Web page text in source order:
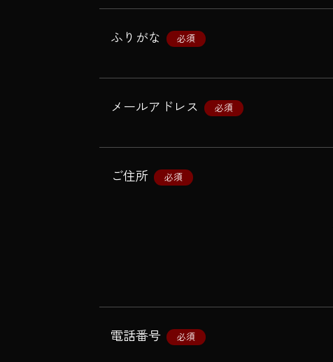
ふりがな 必須
メールアドレス 必須
ご住所 必須
電話番号 必須